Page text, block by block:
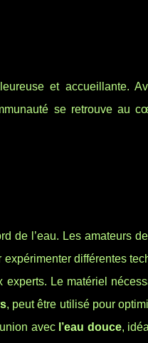
et accueillante.
se retrouve au
de l’eau. Les amateurs de
différentes
experts. Le matériel
, peut être utilisé pour
avec l’eau douce,